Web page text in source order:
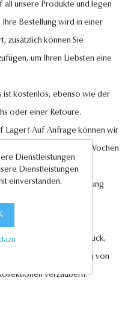
all unsere Produkte und legen
Bestellung wird in einer
zusätzlich können Sie
um Ihren Liebsten eine
ist kostenlos, ebenso wie der
oder einer Retoure.
Lager? Auf Anfrage können wir
innerhalb von 6-7 Wochen
gerne zur Verfügung
an Diamantschmuck,
und lassen Sie sich von
verzaubern.
Dienstleistungen
Dienstleistungen
einverstanden.